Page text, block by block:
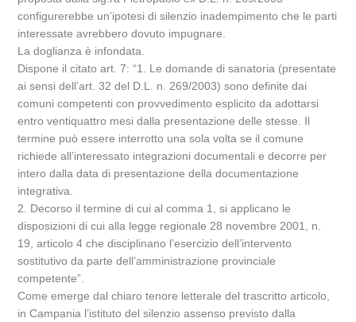
configurerebbe un’ipotesi di silenzio inadempimento che le parti
interessate avrebbero dovuto impugnare.
La doglianza è infondata.
Dispone il citato art. 7: “1. Le domande di sanatoria (presentate
ai sensi dell’art. 32 del D.L. n. 269/2003) sono definite dai
comuni competenti con provvedimento esplicito da adottarsi
entro ventiquattro mesi dalla presentazione delle stesse. Il
termine può essere interrotto una sola volta se il comune
richiede all’interessato integrazioni documentali e decorre per
intero dalla data di presentazione della documentazione
integrativa.
2. Decorso il termine di cui al comma 1, si applicano le
disposizioni di cui alla legge regionale 28 novembre 2001, n.
19, articolo 4 che disciplinano l’esercizio dell’intervento
sostitutivo da parte dell’amministrazione provinciale
competente”.
Come emerge dal chiaro tenore letterale del trascritto articolo,
in Campania l’istituto del silenzio assenso previsto dalla